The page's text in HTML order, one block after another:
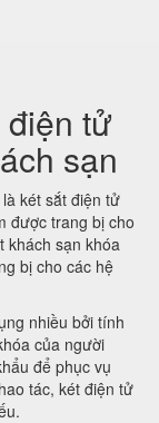
tử
sạn
két sắt điện tử
được trang bị cho
khách sạn khóa
bị cho các hệ
nhiều bởi tính
của người
để phục vụ
tác, két điện tử